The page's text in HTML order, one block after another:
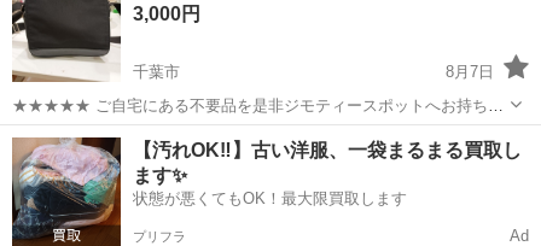
3,000円
千葉市
8月7日
★★★★★ ご自宅にある不要品を是非ジモティースポットへお持ち込
みしませんか？ 家電、趣味・スポーツ・レジャー用品、こども用品、
衣料服飾品、生活雑貨、家具、本、CD・DVDなどが無料でまとめて持
ち込めます！ ※詳細はこ...
千葉 千葉市 バッグ 現地
【汚れOK‼️】古い洋服、一袋まるまる買取し
ます✨
状態が悪くてもOK！最大限買取します
プリフラ Ad